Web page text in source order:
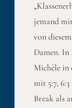
jemand
von
Damen. In
Michèle in
mit 5:7,
Break als